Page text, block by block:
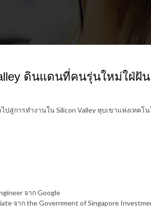
ดินแดนที่คนรุ่นใหม่ใฝ่ฝัน
สู่การทำงานใน Silicon Valley หุบเขาแห่งเทคโ
จาก Google
จาก the Government of Singapore